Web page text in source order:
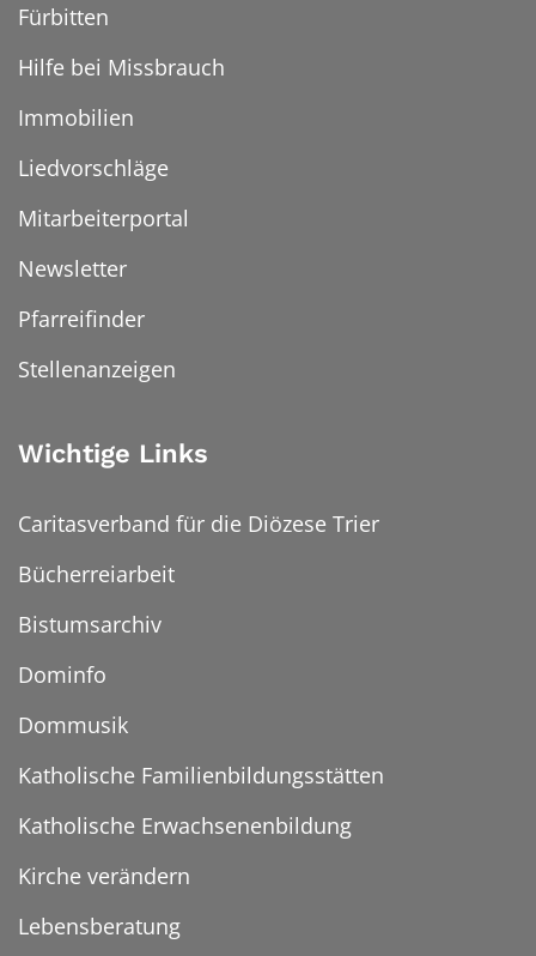
Fürbitten
Hilfe bei Missbrauch
Immobilien
Liedvorschläge
Mitarbeiterportal
Newsletter
Pfarreifinder
Stellenanzeigen
Wichtige Links
Caritasverband für die Diözese Trier
Bücherreiarbeit
Bistumsarchiv
Dominfo
Dommusik
Katholische Familienbildungsstätten
Katholische Erwachsenenbildung
Kirche verändern
Lebensberatung